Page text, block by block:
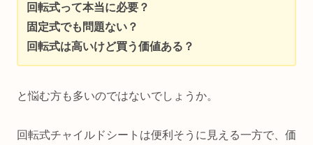
回転式って本当に必要？
固定式でも問題ない？
回転式は高いけど買う価値ある？
と悩む方も多いのではないでしょうか。
回転式チャイルドシートは便利そうに見える一方で、価